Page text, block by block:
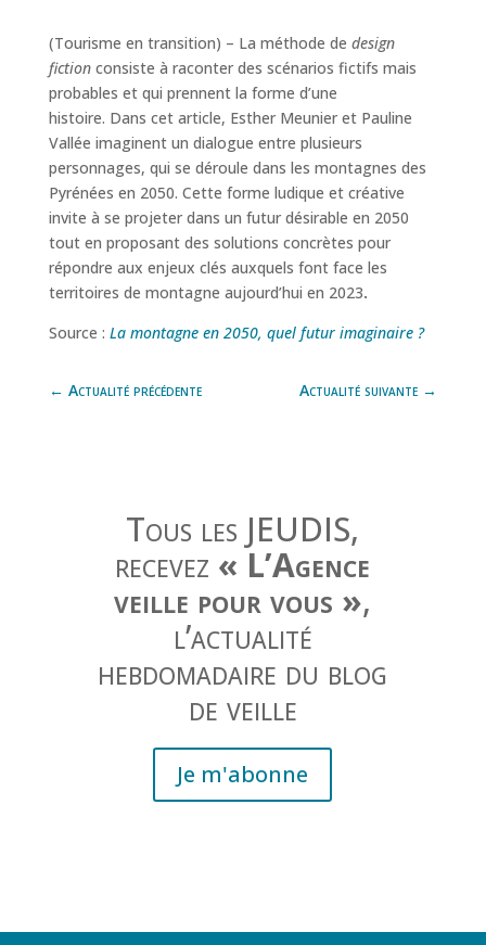
(Tourisme en transition) – La méthode de design
fictionconsiste à raconter des scénarios fictifs mais
probables et qui prennent la forme d’une
histoire. Dans cet article, Esther Meunier et Pauline
Vallée imaginent un dialogue entre plusieurs
personnages, qui se déroule dans les montagnes des
Pyrénées en 2050. Cette forme ludique et créative
invite à se projeter dans un futur désirable en 2050
tout en proposant des solutions concrètes pour
répondre aux enjeux clés auxquels font face les
territoires de montagne aujourd’hui en 2023.
Source : La montagne en 2050, quel futur imaginaire ?
← Actualité précédente Actualité suivante →
Tous les JEUDIS,
recevez « L’Agence
veille pour vous »,
l’actualité
hebdomadaire du blog
de veille
Je m'abonne